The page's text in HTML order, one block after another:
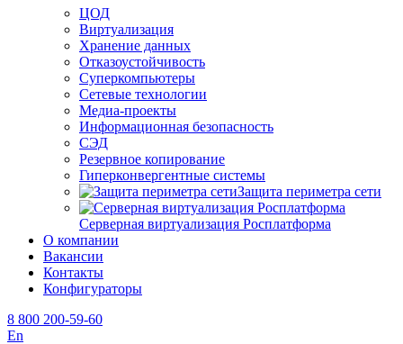
ЦОД
Виртуализация
Хранение данных
Отказоустойчивость
Суперкомпьютеры
Сетевые технологии
Медиа-проекты
Информационная безопасность
СЭД
Резервное копирование
Гиперконвергентные системы
Защита периметра сети
Серверная виртуализация Росплатформа
О компании
Вакансии
Контакты
Конфигураторы
8 800 200-59-60
En